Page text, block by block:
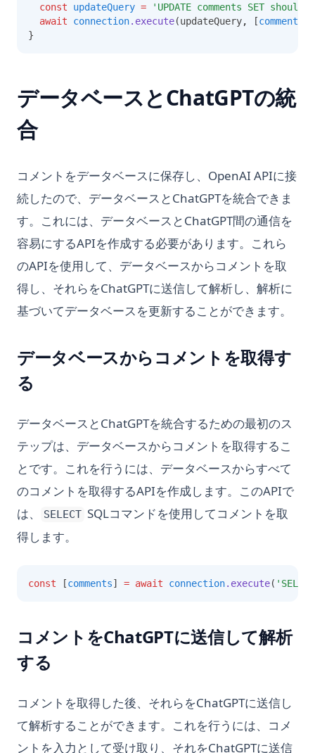
const
updateQuery =
'UPDATE comments SET
await
connection.execute(updateQuery, [comment
}
データベースとChatGPTの統
合
コメントをデータベースに保存し、OpenAI APIに接
続したので、データベースとChatGPTを統合できま
す。これには、データベースとChatGPT間の通信を
容易にするAPIを作成する必要があります。これら
のAPIを使用して、データベースからコメントを取
得し、それらをChatGPTに送信して解析し、解析に
基づいてデータベースを更新することができます。
データベースからコメントを取得す
る
データベースとChatGPTを統合するための最初のス
テップは、データベースからコメントを取得するこ
とです。これを行うには、データベースからすべて
のコメントを取得するAPIを作成します。このAPIで
は、
SELECT SQLコマンドを使用してコメントを取
得します。
const [comments] = await connection.execute(
コメントをChatGPTに送信して解析
する
コメントを取得した後、それらをChatGPTに送信し
て解析することができます。これを行うには、コメ
ントを入力として受け取り、それをChatGPTに送信